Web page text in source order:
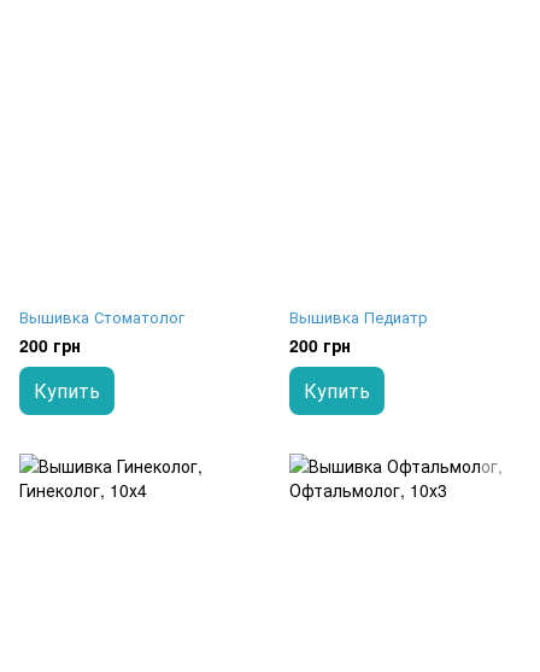
Вышивка Стоматолог
200 грн
Купить
Вышивка Педиатр
200 грн
Купить